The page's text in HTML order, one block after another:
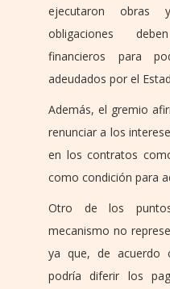
ejecutaron obras
obligaciones
financieros para
adeudados por el
Además, el gremio
renunciar a los
en los contratos
como condición para
Otro de los
mecanismo no
ya que, de acuerdo
podría diferir los